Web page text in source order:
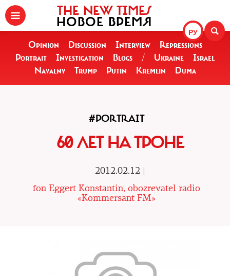
РУ
THE NEW TIMES
НОВОЕ ВРЕМЯ
Opinion Discussion Interview
Repressions
Portrait
Investigation Blogs / Ukraine
Israel
Navalny
Trump Putin Kremlin Duma
#PORTRAIT
60 ЛЕТ НА ТРОНЕ
2012.02.12 |
fon Eggert Konstantin, obozrevatel radio
«Kommersant FM»